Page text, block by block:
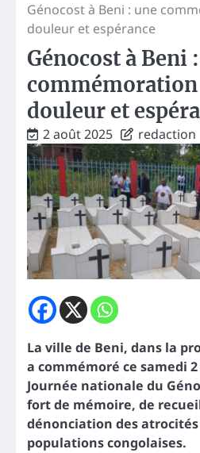
Génocost à Beni : une
douleur et espérance
Génocost à Beni
douleur et
2 août 2025 redaction
La ville de Beni, dans la
a commémoré ce samedi
Journée nationale du
fort de mémoire, de
dénonciation des
populations congolaises.